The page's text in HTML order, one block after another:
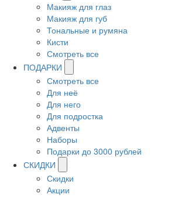
Макияж для глаз
Макияж для губ
Тональные и румяна
Кисти
Смотреть все
ПОДАРКИ
Смотреть все
Для неё
Для него
Для подростка
Адвенты
Наборы
Подарки до 3000 рублей
СКИДКИ
Скидки
Акции